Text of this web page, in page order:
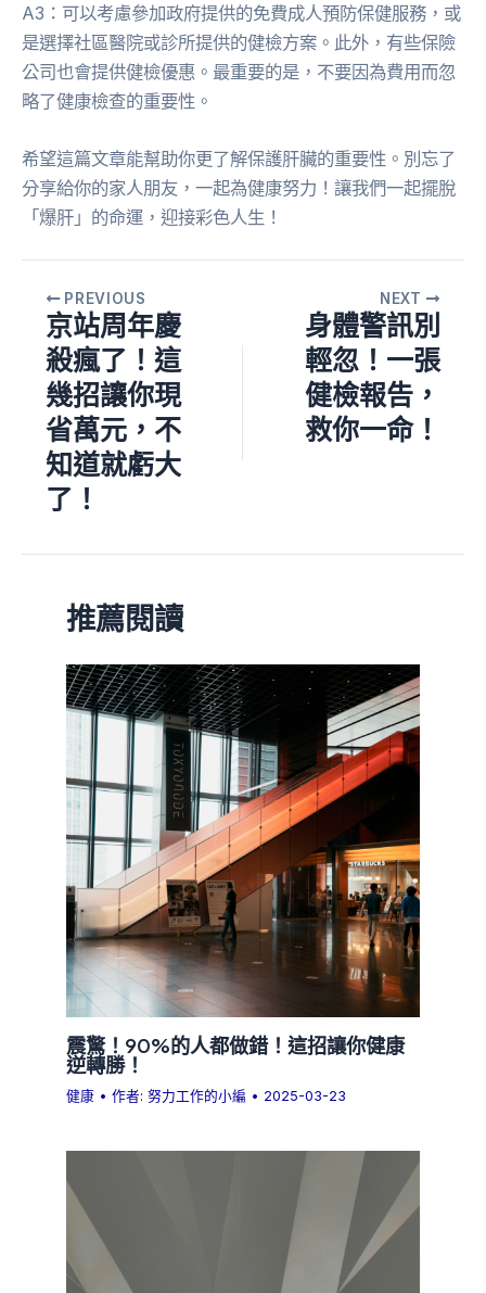
A3：可以考慮參加政府提供的免費成人預防保健服務，或
是選擇社區醫院或診所提供的健檢方案。此外，有些保險
公司也會提供健檢優惠。最重要的是，不要因為費用而忽
略了健康檢查的重要性。
希望這篇文章能幫助你更了解保護肝臟的重要性。別忘了
分享給你的家人朋友，一起為健康努力！讓我們一起擺脫
「爆肝」的命運，迎接彩色人生！
PREVIOUS
京站周年慶
殺瘋了！這
幾招讓你現
省萬元，不
知道就虧大
了！
NEXT
身體警訊別
輕忽！一張
健檢報告，
救你一命！
推薦閱讀
震驚！90%的人都做錯！這招讓你健康
逆轉勝！
健康 • 作者:努力工作的小編 • 2025-03-23